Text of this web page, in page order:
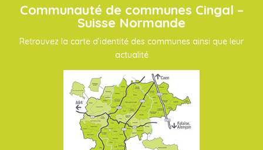
Communauté de communes Cingal –
Suisse Normande
Retrouvez la carte d’identité des communes ainsi que leur
actualité